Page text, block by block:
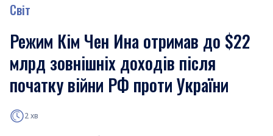
Світ
Режим Кім Чен Ина отримав до $22
млрд зовнішніх доходів після
початку війни РФ проти України
2 хв